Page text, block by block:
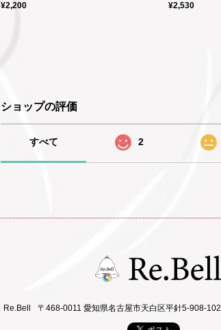
¥2,200 ¥2,530
ショップの評価
すべて 2
Re.Bell 〒468-0011 愛知県名古屋市天白区平針5-908-102